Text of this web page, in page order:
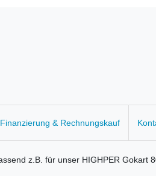
Finanzierung & Rechnungskauf
z.B. für unser HIGHPER Gokart